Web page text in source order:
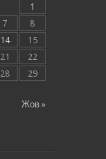
Жов »
1
7
8
14
15
21
22
28
29